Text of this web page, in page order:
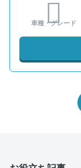
車種・グレード